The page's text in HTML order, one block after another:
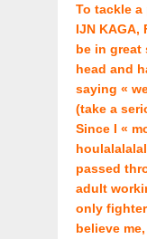
To tackle
IJN KAGA,
be in great
head and
saying «
(take a
Since I «
passed
adult
only
believe